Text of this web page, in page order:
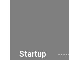
Startup